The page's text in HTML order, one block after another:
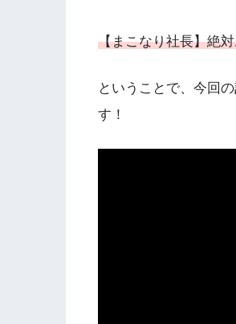
【まこなり社長】絶
ということで、今回
す！